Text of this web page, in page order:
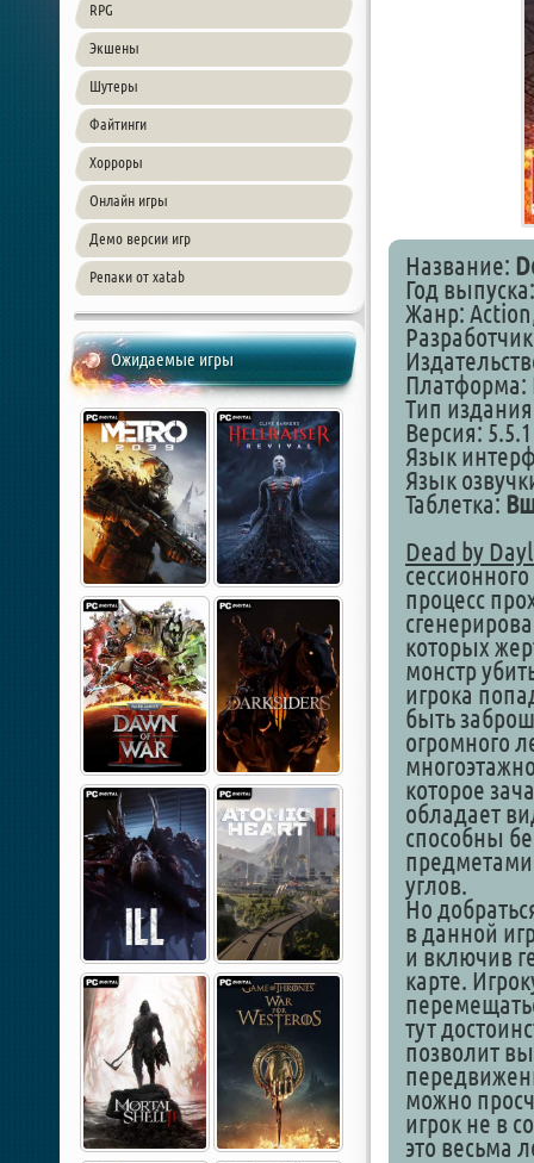
RPG
Экшены
Шутеры
Файтинги
Хорроры
Онлайн игры
Демо версии игр
Репаки от xatab
Ожидаемые игры
Название:
Год
Жанр:
Платформа:
Тип
Версия: 5.5.1
Язык
Язык
Таблетка:
Dead by
процесс
которых
монстр
игрока
быть
огромного
которое
обладает
способны
углов.
Но
в данной
и включив
карте.
тут
позволит
можно
игрок не в
это весьма